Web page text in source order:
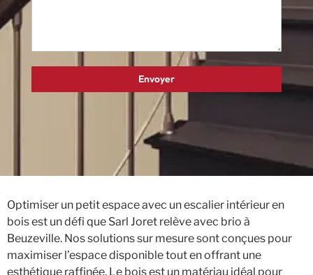
Optimiser un petit espace avec un escalier intérieur en
bois est un défi que Sarl Joret relève avec brio à
Beuzeville. Nos solutions sur mesure sont conçues pour
maximiser l’espace disponible tout en offrant une
esthétique raffinée. Le bois est un matériau idéal pour